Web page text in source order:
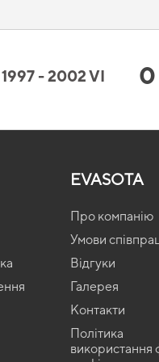
якості та потреби автомобілістів,
- 2002 VI
EVASOTA
Про компанію
Умови
Відгуки
Галерея
Контакти
Політика
використання